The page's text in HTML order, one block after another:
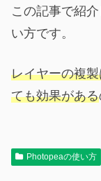
この記事で紹
い方です。
レイヤーの複
ても効果がある
Photopeaの使い方